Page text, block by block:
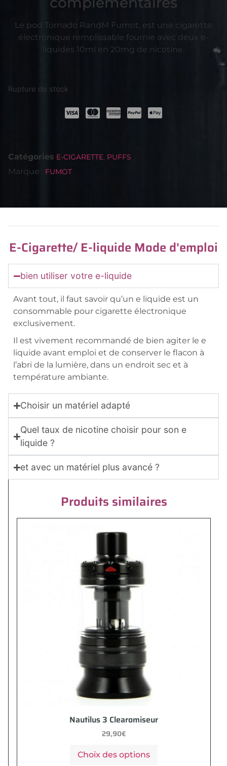
Le pod Tornado RandM Fumot, est une cigarette
électronique remplissable fournie avec deux e-
liquides 10ml en 20mg de nicotine.
Rupture de stock
Catégories E-CIGARETTE, PUFFS
Marque : FUMOT
E-Cigarette/ E-liquide Mode d'emploi
bien utiliser votre e-liquide
Avant tout, il faut savoir qu’un e liquide est un
consommable pour cigarette électronique
exclusivement.
Il est vivement recommandé de bien agiter le e
liquide avant emploi et de conserver le flacon à
l’abri de la lumière, dans un endroit sec et à
température ambiante.
Choisir un matériel adapté
Quel taux de nicotine choisir pour son e
liquide ?
et avec un matériel plus avancé ?
Produits similaires
Nautilus 3 Clearomiseur
29,90€
Choix des options